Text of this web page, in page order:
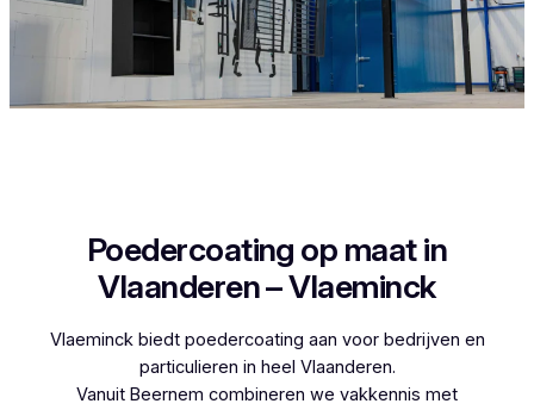
Poedercoating op maat in
Vlaanderen – Vlaeminck
Vlaeminck biedt poedercoating aan voor bedrijven en
particulieren in heel Vlaanderen.
Vanuit Beernem combineren we vakkennis met